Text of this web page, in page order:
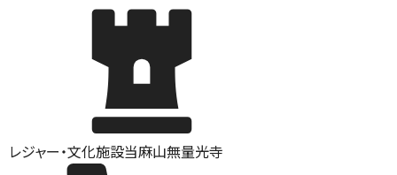
レジャー・文化施設当麻山無量光寺